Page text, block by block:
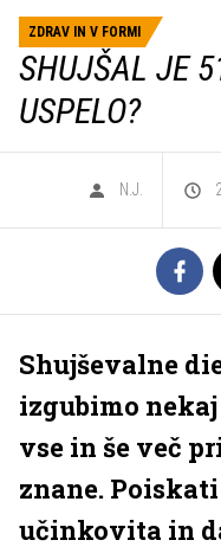
ZDRAV IN V FORMI
SHUJŠAL JE
USPELO?
N.J.
Shujševalne
izgubimo
vse in še več
znane.
učinkovita in